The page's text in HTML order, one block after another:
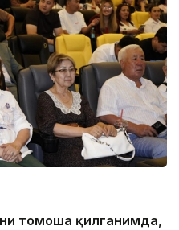
томоша қилганимда,